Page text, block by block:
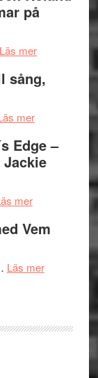
Delvis
genrens
terräng
på
på
Läs merom
Endre,
Roland
Pöntinen
Scensommar
Artipelag
sång,
merom
bjuder
in
samtal
teater
Edge –
merom
The
´s
och
Vem
Läs merom
synas